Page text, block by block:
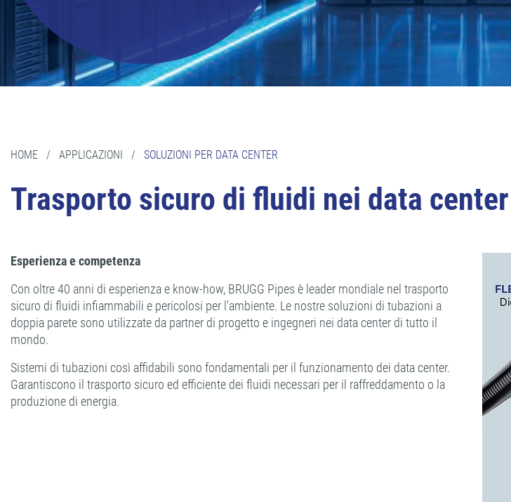
HOME / APPLICAZIONI / SOLUZIONI PER DATA CENTER
Trasporto sicuro di fluidi nei data center
Esperienza e competenza
Con oltre 40 anni di esperienza e know-how, BRUGG Pipes è leader mondiale nel trasporto
sicuro di fluidi infiammabili e pericolosi per l’ambiente. Le nostre soluzioni di tubazioni a
doppia parete sono utilizzate da partner di progetto e ingegneri nei data center di tutto il
mondo.
Sistemi di tubazioni così affidabili sono fondamentali per il funzionamento dei data center.
Garantiscono il trasporto sicuro ed efficiente dei fluidi necessari per il raffreddamento o la
produzione di energia.